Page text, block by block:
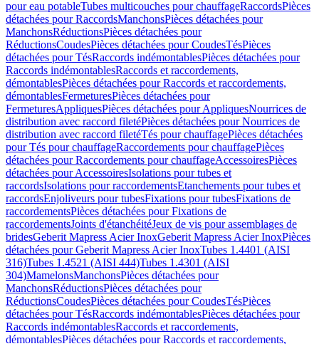
pour eau potableTubes multicouches pour chauffageRaccordsPièces
détachées pour RaccordsManchonsPièces détachées pour
ManchonsRéductionsPièces détachées pour
RéductionsCoudesPièces détachées pour CoudesTésPièces
détachées pour TésRaccords indémontablesPièces détachées pour
Raccords indémontablesRaccords et raccordements,
démontablesPièces détachées pour Raccords et raccordements,
démontablesFermeturesPièces détachées pour
FermeturesAppliquesPièces détachées pour AppliquesNourrices de
distribution avec raccord filetéPièces détachées pour Nourrices de
distribution avec raccord filetéTés pour chauffagePièces détachées
pour Tés pour chauffageRaccordements pour chauffagePièces
détachées pour Raccordements pour chauffageAccessoiresPièces
détachées pour AccessoiresIsolations pour tubes et
raccordsIsolations pour raccordementsEtanchements pour tubes et
raccordsEnjoliveurs pour tubesFixations pour tubesFixations de
raccordementsPièces détachées pour Fixations de
raccordementsJoints d'étanchéitéJeux de vis pour assemblages de
bridesGeberit Mapress Acier InoxGeberit Mapress Acier InoxPièces
détachées pour Geberit Mapress Acier InoxTubes 1.4401 (AISI
316)Tubes 1.4521 (AISI 444)Tubes 1.4301 (AISI
304)MamelonsManchonsPièces détachées pour
ManchonsRéductionsPièces détachées pour
RéductionsCoudesPièces détachées pour CoudesTésPièces
détachées pour TésRaccords indémontablesPièces détachées pour
Raccords indémontablesRaccords et raccordements,
démontablesPièces détachées pour Raccords et raccordements,